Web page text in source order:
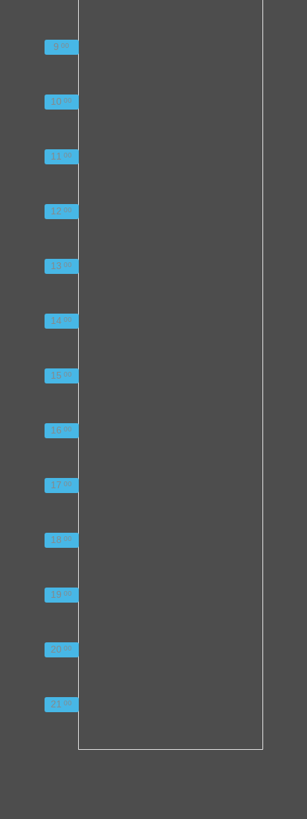
9 00
10 00
11 00
12 00
13 00
14 00
15 00
16 00
17 00
18 00
19 00
20 00
21 00